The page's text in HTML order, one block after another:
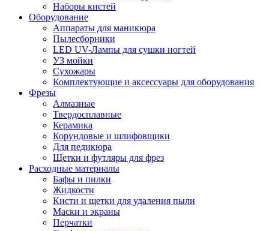
Наборы кистей
Оборудование
Аппараты для маникюра
Пылесборники
LED UV-Лампы для сушки ногтей
УЗ мойки
Сухожары
Комплектующие и аксессуары для оборудования
Фрезы
Алмазные
Твердосплавные
Керамика
Корундовые и шлифовщики
Для педикюра
Щетки и футляры для фрез
Расходные материалы
Бафы и пилки
Жидкости
Кисти и щетки для удаления пыли
Маски и экраны
Перчатки